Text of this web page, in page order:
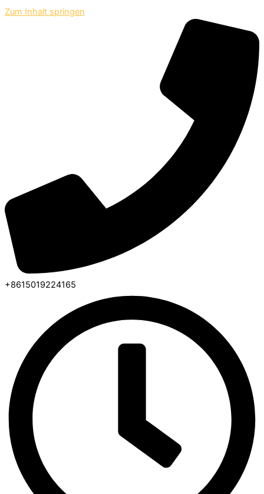
Zum Inhalt springen
+8615019224165